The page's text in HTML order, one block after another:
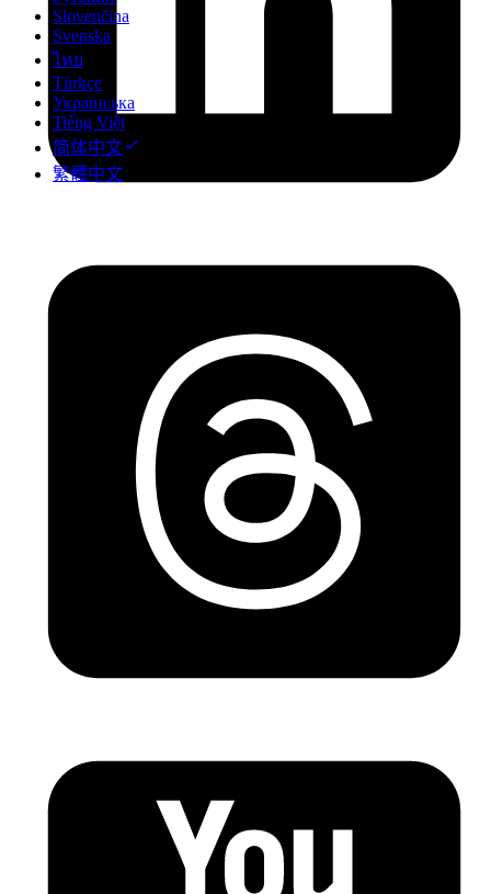
Slovenčina
Svenska
ไทย
Türkçe
Українська
Tiếng Việt
简体中文
繁體中文